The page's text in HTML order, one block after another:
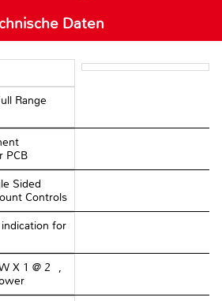
Daten
Range
PCB
Sided
Controls
for
X 1 @ 2Ω,